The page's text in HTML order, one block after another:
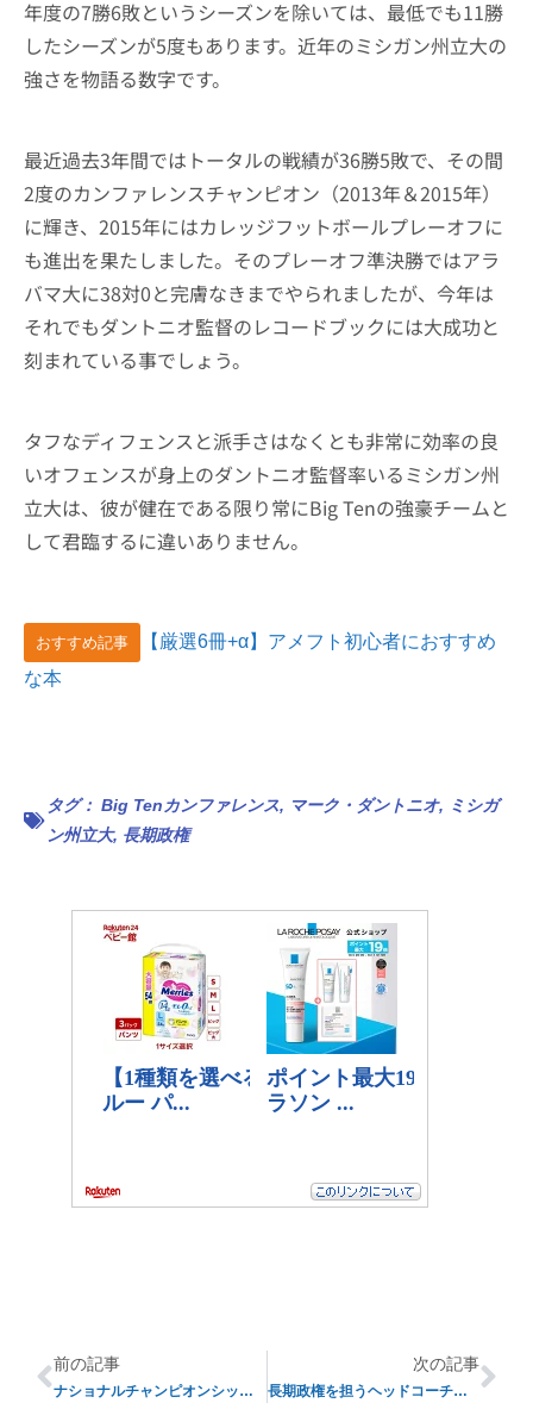
年度の7勝6敗というシーズンを除いては、最低でも11勝
したシーズンが5度もあります。近年のミシガン州立大の
強さを物語る数字です。
最近過去3年間ではトータルの戦績が36勝5敗で、その間
2度のカンファレンスチャンピオン（2013年＆2015年）
に輝き、2015年にはカレッジフットボールプレーオフに
も進出を果たしました。そのプレーオフ準決勝ではアラ
バマ大に38対0と完膚なきまでやられましたが、今年は
それでもダントニオ監督のレコードブックには大成功と
刻まれている事でしょう。
タフなディフェンスと派手さはなくとも非常に効率の良
いオフェンスが身上のダントニオ監督率いるミシガン州
立大は、彼が健在である限り常にBig Tenの強豪チームと
して君臨するに違いありません。
おすすめ記事
【厳選6冊+α】アメフト初心者におすすめ
な本
タグ： Big Tenカンファレンス, マーク・ダントニオ, ミシガ
ン州立大, 長期政権
前の記事
ナショナルチャンピオンシップゲームで敗れたチーム十傑 ⑩
次の記事
長期政権を担うヘッドコーチ十傑 ②